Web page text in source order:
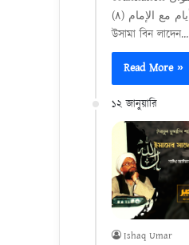
أيام مع الإمام (٨) ইমামুল মুজাহিদ শাইখ
উসামা বিন লাদেন…
Read More »
১২ জানুয়ারি
Ishaq Umar